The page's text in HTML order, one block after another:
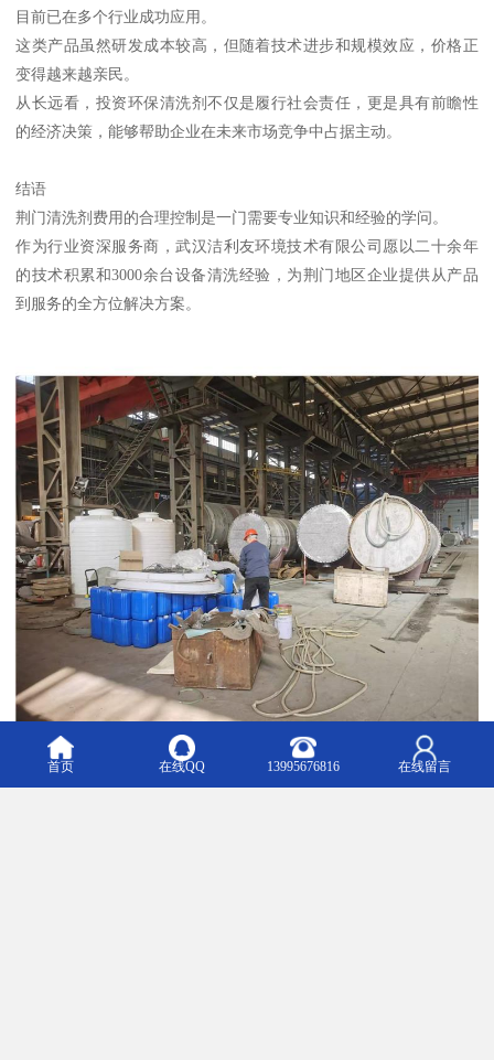
目前已在多个行业成功应用。
这类产品虽然研发成本较高，但随着技术进步和规模效应，价格正
变得越来越亲民。
从长远看，投资环保清洗剂不仅是履行社会责任，更是具有前瞻性
的经济决策，能够帮助企业在未来市场竞争中占据主动。
结语
荆门清洗剂费用的合理控制是一门需要专业知识和经验的学问。
作为行业资深服务商，武汉洁利友环境技术有限公司愿以二十余年
的技术积累和3000余台设备清洗经验，为荆门地区企业提供从产品
到服务的全方位解决方案。
首页 在线QQ 13995676816 在线留言